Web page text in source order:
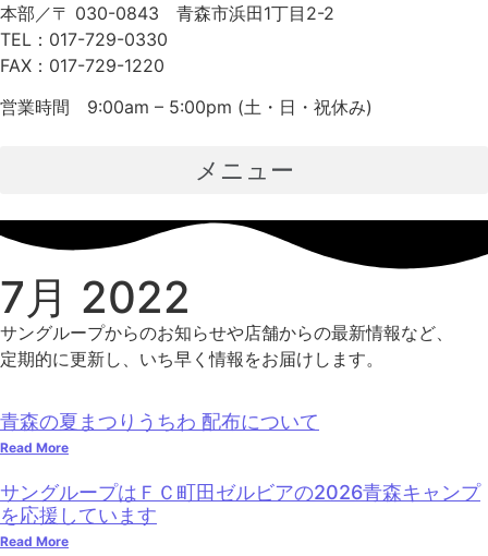
本部／〒 030-0843 青森市浜田1丁目2-2
TEL：017-729-0330
FAX：017-729-1220
営業時間 9:00am – 5:00pm (土・日・祝休み)
メニュー
7月 2022
サングループからのお知らせや店舗からの最新情報など、
定期的に更新し、いち早く情報をお届けします。
青森の夏まつりうちわ 配布について
Read More
サングループはＦＣ町田ゼルビアの2026青森キャンプ
を応援しています
Read More